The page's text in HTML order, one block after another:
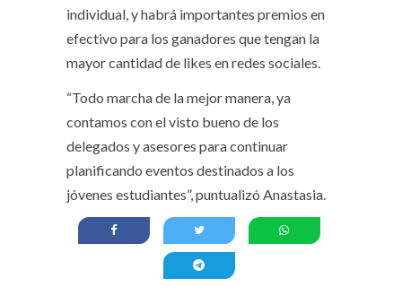
individual, y habrá importantes premios en
efectivo para los ganadores que tengan la
mayor cantidad de likes en redes sociales.
“Todo marcha de la mejor manera, ya
contamos con el visto bueno de los
delegados y asesores para continuar
planificando eventos destinados a los
jóvenes estudiantes”, puntualizó Anastasia.